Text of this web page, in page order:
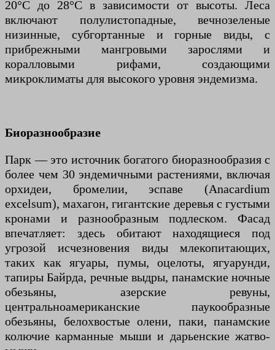
20°C до 28°C в зависимости от высоты. Леса
включают полулистопадные, вечнозеленые
низинные, субгортанные и горные виды, с
прибрежными мангровыми зарослями и
коралловыми рифами, создающими
микроклиматы для высокого уровня эндемизма.
Биоразнообразие
Парк — это источник богатого биоразнообразия с
более чем 30 эндемичными растениями, включая
орхидеи, бромелии, эспаве (Anacardium
excelsum), махагон, гигантские деревья с густыми
кронами и разнообразным подлеском. Фасад
впечатляет: здесь обитают находящиеся под
угрозой исчезновения виды млекопитающих,
таких как ягуары, пумы, оцелоты, ягуарунди,
тапиры Байрда, речные выдры, панамские ночные
обезьяны, азерские ревуны,
центральноамериканские паукообразные
обезьяны, белохвостые олени, паки, панамские
колючие карманные мыши и дарьенские жатво-